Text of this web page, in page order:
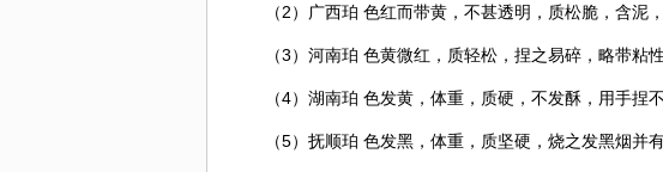
（2）广西珀 色红而带黄，不甚透明，质松脆，含泥
（3）河南珀 色黄微红，质轻松，捏之易碎，略带粘
（4）湖南珀 色发黄，体重，质硬，不发酥，用手捏
（5）抚顺珀 色发黑，体重，质坚硬，烧之发黑烟并